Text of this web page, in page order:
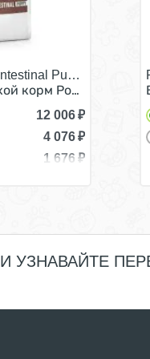
Puppy/
корм Роял Канин
12 006₽
4 076₽
1 676 ₽
УЗНАВАЙТЕ